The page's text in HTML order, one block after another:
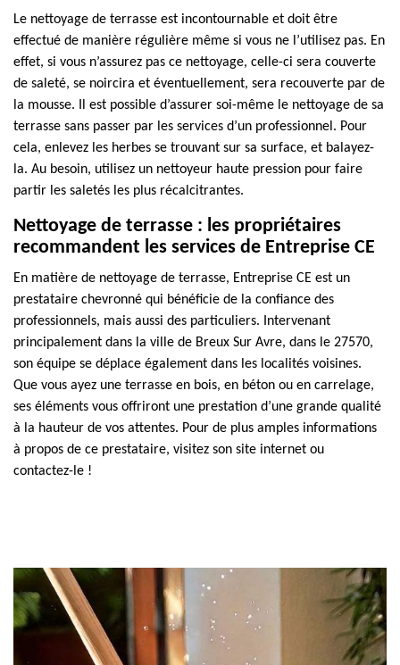
Le nettoyage de terrasse est incontournable et doit être
effectué de manière régulière même si vous ne l’utilisez pas. En
effet, si vous n’assurez pas ce nettoyage, celle-ci sera couverte
de saleté, se noircira et éventuellement, sera recouverte par de
la mousse. Il est possible d’assurer soi-même le nettoyage de sa
terrasse sans passer par les services d’un professionnel. Pour
cela, enlevez les herbes se trouvant sur sa surface, et balayez-
la. Au besoin, utilisez un nettoyeur haute pression pour faire
partir les saletés les plus récalcitrantes.
Nettoyage de terrasse : les propriétaires
recommandent les services de Entreprise CE
En matière de nettoyage de terrasse, Entreprise CE est un
prestataire chevronné qui bénéficie de la confiance des
professionnels, mais aussi des particuliers. Intervenant
principalement dans la ville de Breux Sur Avre, dans le 27570,
son équipe se déplace également dans les localités voisines.
Que vous ayez une terrasse en bois, en béton ou en carrelage,
ses éléments vous offriront une prestation d’une grande qualité
à la hauteur de vos attentes. Pour de plus amples informations
à propos de ce prestataire, visitez son site internet ou
contactez-le !